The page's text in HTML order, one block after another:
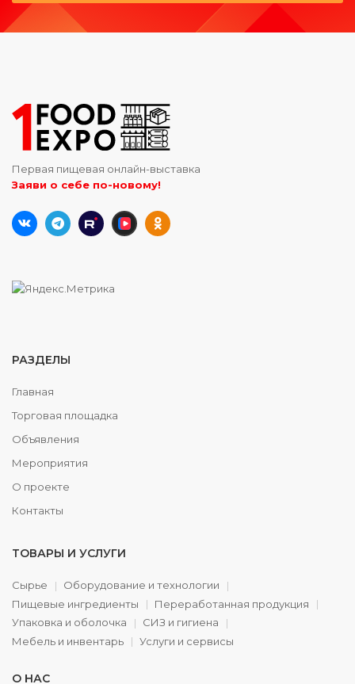
Первая пищевая онлайн-выставка
Заяви о себе по-новому!
РАЗДЕЛЫ
Главная
Торговая площадка
Объявления
Мероприятия
О проекте
Контакты
ТОВАРЫ И УСЛУГИ
Сырье
Оборудование и технологии
Пищевые ингредиенты
Переработанная продукция
Упаковка и оболочка
СИЗ и гигиена
Мебель и инвентарь
Услуги и сервисы
О НАС